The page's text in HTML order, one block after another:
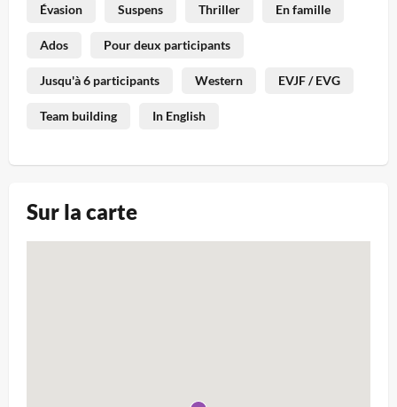
Évasion Suspens Thriller En famille
Ados Pour deux participants
Jusqu'à 6 participants Western EVJF / EVG
Team building In English
Sur la carte